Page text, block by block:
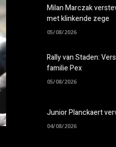
Milan Marczak
met klinkende zege
05/08/2026
Rally van Staden:
familie Pex
05/08/2026
Junior Planckaert
04/08/2026